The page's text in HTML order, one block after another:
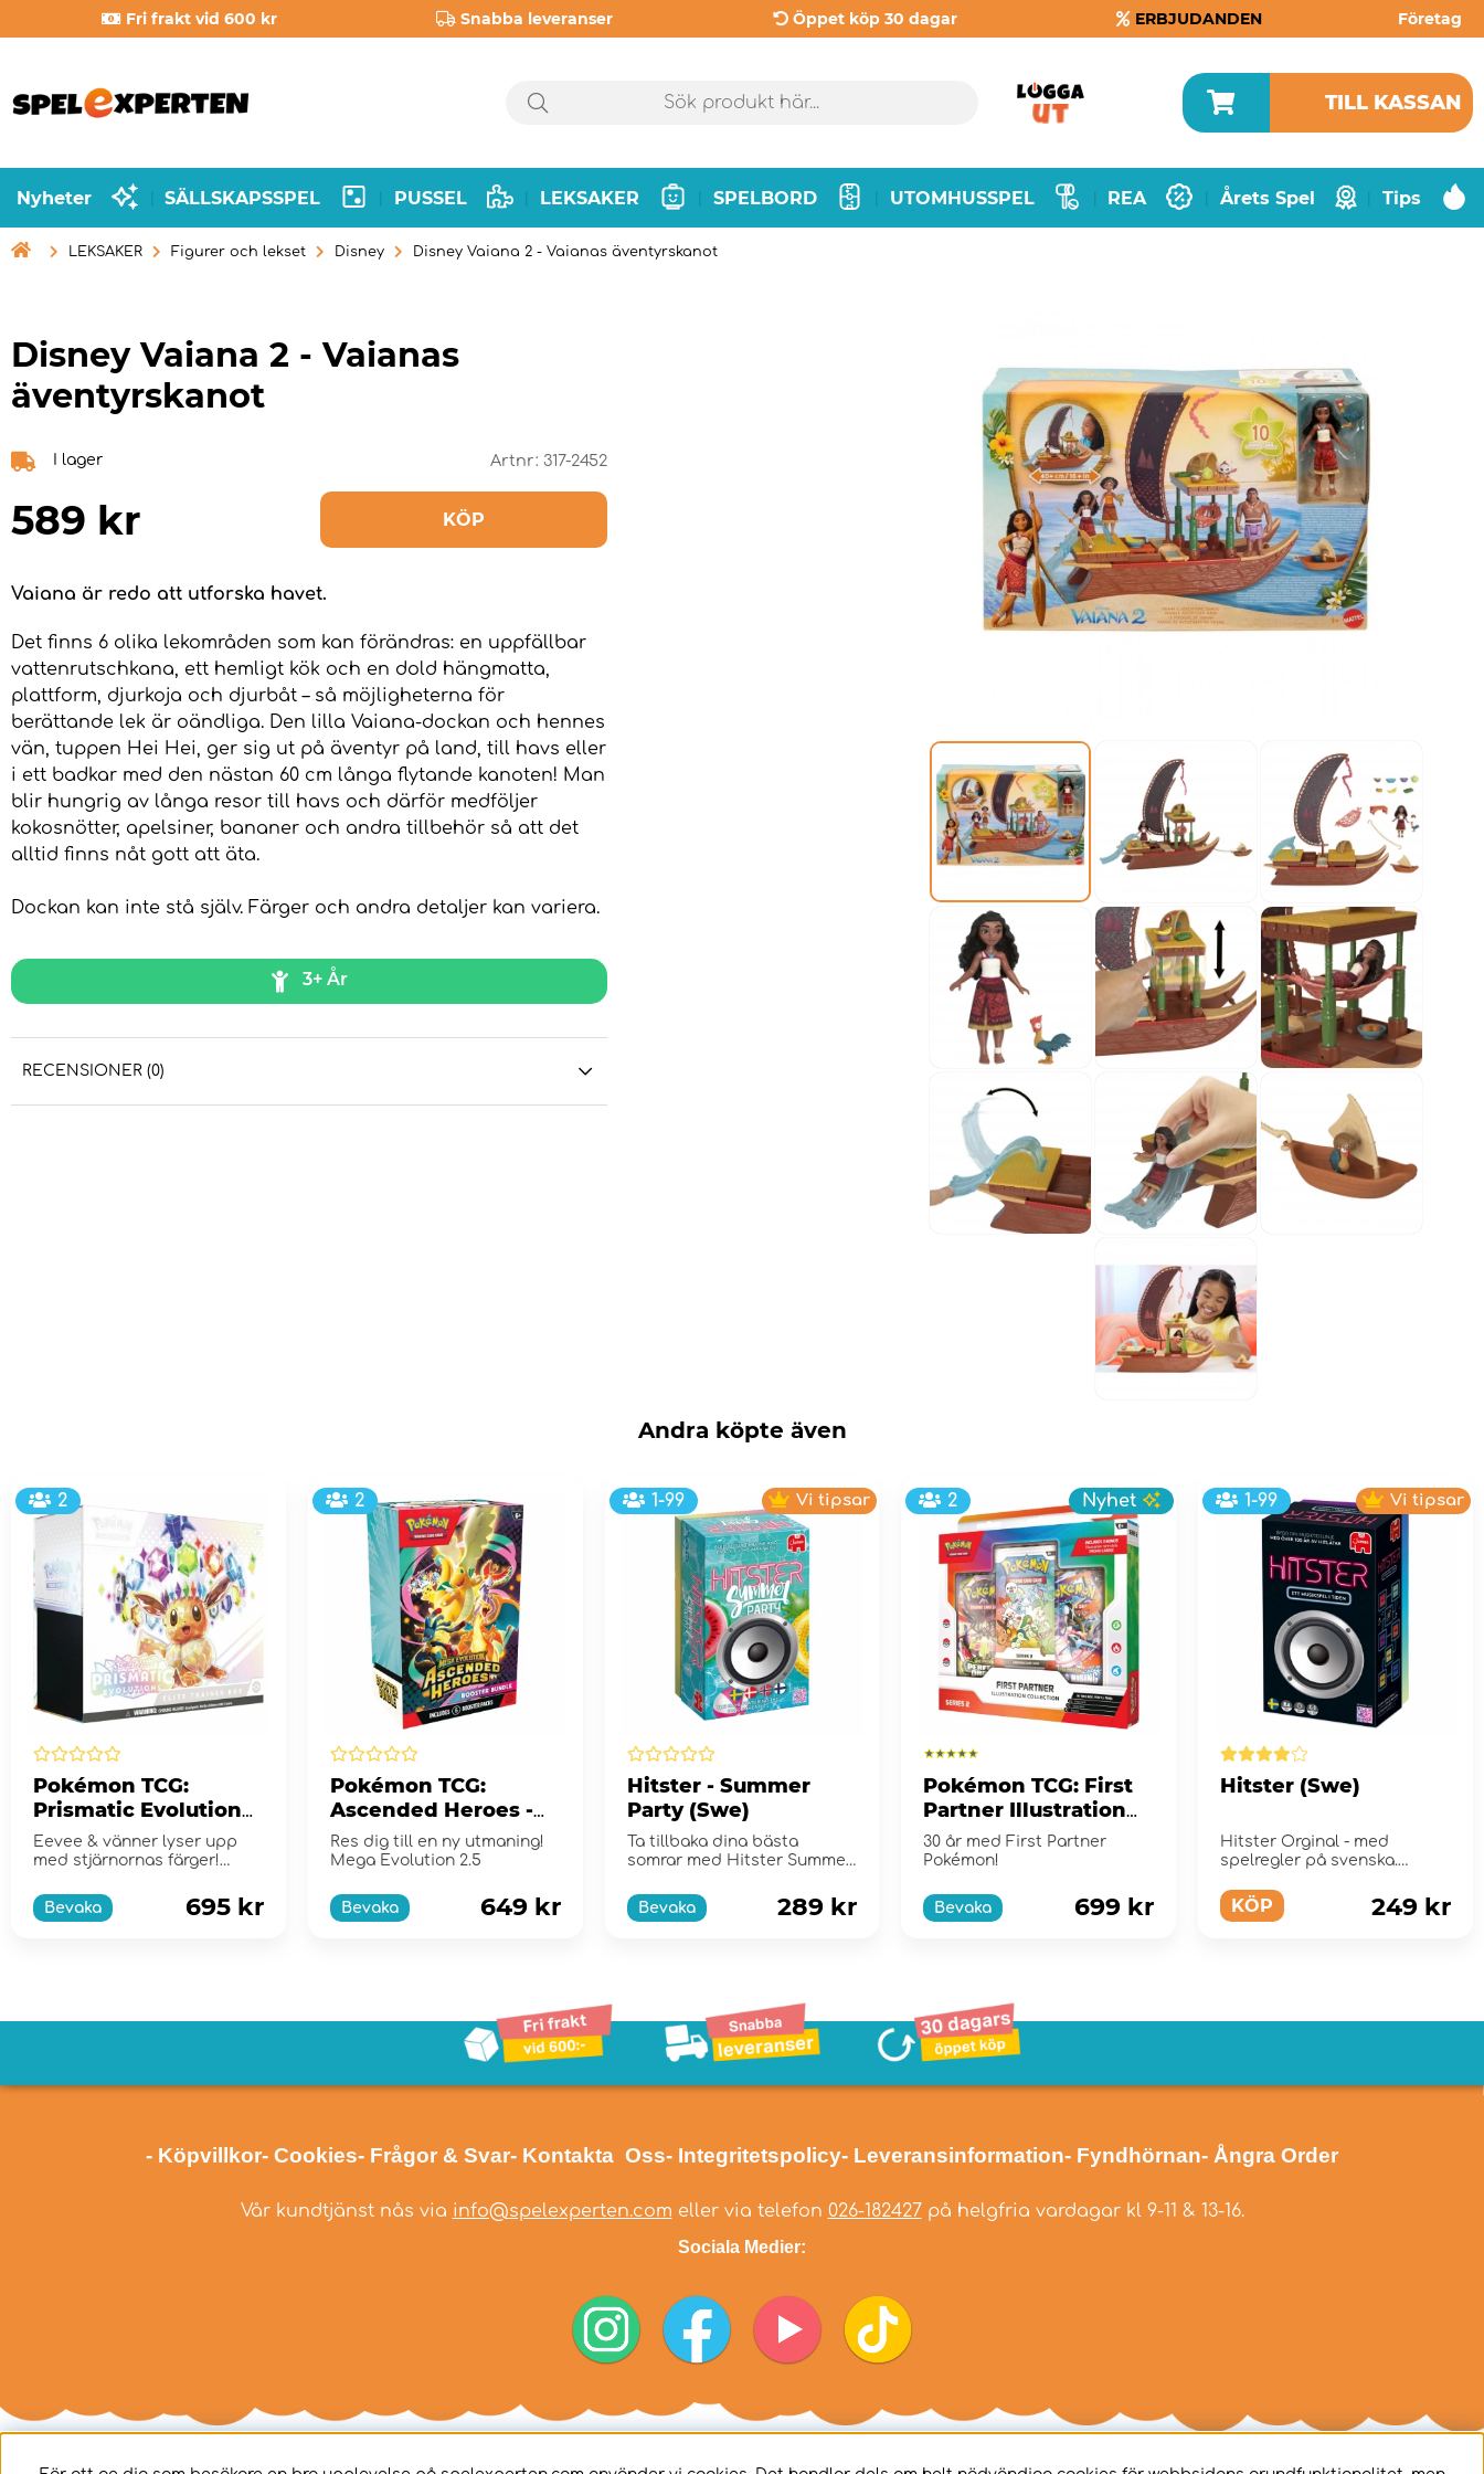
Fri frakt vid 600 kr Snabba leveranser Öppet köp 30 dagar ERBJUDANDEN Företag
TILL KASSAN
Nyheter SÄLLSKAPSSPEL PUSSEL LEKSAKER SPELBORD UTOMHUSSPEL REA Årets Spel Tips
 LEKSAKER Figurer och lekset Disney Disney Vaiana 2 - Vaianas äventyrskanot
Disney Vaiana 2 - Vaianas
äventyrskanot
I lager Artnr: 317-2452
589 kr KÖP
Vaiana är redo att utforska havet.
Det finns 6 olika lekområden som kan förändras: en uppfällbar
vattenrutschkana, ett hemligt kök och en dold hängmatta,
plattform, djurkoja och djurbåt – så möjligheterna för
berättande lek är oändliga. Den lilla Vaiana-dockan och hennes
vän, tuppen Hei Hei, ger sig ut på äventyr på land, till havs eller
i ett badkar med den nästan 60 cm långa flytande kanoten! Man
blir hungrig av långa resor till havs och därför medföljer
kokosnötter, apelsiner, bananer och andra tillbehör så att det
alltid finns nåt gott att äta.
Dockan kan inte stå själv. Färger och andra detaljer kan variera.
3+ År
RECENSIONER (0)
Andra köpte även
2
Pokémon TCG:
Prismatic Evolutions
Elite Trainer Box
Eevee & vänner lyser upp
med stjärnornas färger!
Bevaka
695 kr
2
Pokémon TCG:
Ascended Heroes -
Booster Bundle
Res dig till en ny utmaning!
Mega Evolution 2.5
Bevaka 649 kr
1-99 Vi tipsar
Hitster - Summer
Party (Swe)
Ta tillbaka dina bästa
somrar med Hitster Summer
Bevaka
289 kr
2 Nyhet
Pokémon TCG: First
Partner Illustration
Collection - Series 2
30 år med First Partner
Pokémon!
Bevaka 699 kr
1-99 Vi tipsar
Hitster (Swe)
Hitster Orginal - med
spelregler på svenska.
KÖP 249 kr
- Köpvillkor- Cookies- Frågor & Svar- Kontakta Oss- Integritetspolicy- Leveransinformation- Fyndhörnan- Ångra Order
Vår kundtjänst nås via info@spelexperten.com eller via telefon 026-182427på helgfria vardagar kl 9-11 & 13-16.
Sociala Medier: